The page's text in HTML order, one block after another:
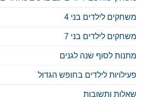
משחקים לילדים בני 4
משחקים לילדים בני 7
מתנות לסוף שנה לגנים
פעילויות לילדים בחופש הגדול
שאלות ותשובות